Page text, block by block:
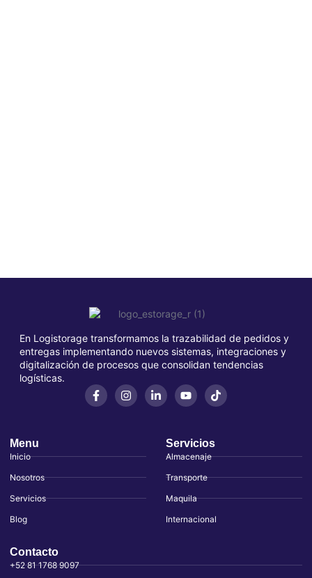
En Logistorage transformamos la trazabilidad de pedidos y
entregas implementando nuevos sistemas, integraciones y
digitalización de procesos que consolidan tendencias
logísticas.
Menu
Inicio
Nosotros
Servicios
Blog
Servicios
Almacenaje
Transporte
Maquila
Internacional
Contacto
+52 81 1768 9097